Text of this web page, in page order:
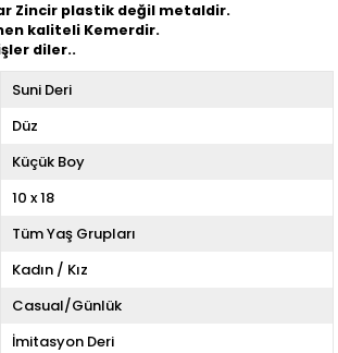
Zincir plastik değil metaldir.
kaliteli Kemerdir.
diler..
Suni Deri
Düz
Küçük Boy
10 x 18
Tüm Yaş Grupları
Kadın / Kız
Casual/Günlük
İmitasyon Deri